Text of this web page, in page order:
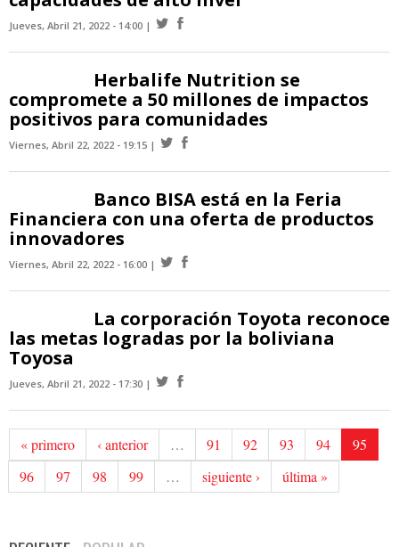
Jueves, Abril 21, 2022 - 14:00
Herbalife Nutrition se
compromete a 50 millones de impactos
positivos para comunidades
Viernes, Abril 22, 2022 - 19:15
Banco BISA está en la Feria
Financiera con una oferta de productos
innovadores
Viernes, Abril 22, 2022 - 16:00
La corporación Toyota reconoce
las metas logradas por la boliviana
Toyosa
Jueves, Abril 21, 2022 - 17:30
« primero ‹ anterior … 91 92 93 94
95
96
97 98 99 … siguiente › última »